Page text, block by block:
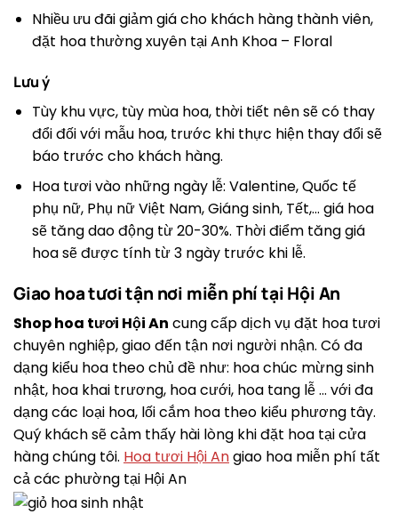
Nhiều ưu đãi giảm giá cho khách hàng thành viên,
đặt hoa thường xuyên tại Anh Khoa – Floral
Lưu ý
Tùy khu vực, tùy mùa hoa, thời tiết nên sẽ có thay
đổi đối với mẫu hoa, trước khi thực hiện thay đổi sẽ
báo trước cho khách hàng.
Hoa tươi vào những ngày lễ: Valentine, Quốc tế
phụ nữ, Phụ nữ Việt Nam, Giáng sinh, Tết,… giá hoa
sẽ tăng dao động từ 20-30%. Thời điểm tăng giá
hoa sẽ được tính từ 3 ngày trước khi lễ.
Giao hoa tươi tận nơi miễn phí tại Hội An
Shop hoa tươi Hội An cung cấp dịch vụ đặt hoa tươi
chuyên nghiệp, giao đến tận nơi người nhận. Có đa
dạng kiểu hoa theo chủ đề như: hoa chúc mừng sinh
nhật, hoa khai trương, hoa cưới, hoa tang lễ … với đa
dạng các loại hoa, lối cắm hoa theo kiểu phương tây.
Quý khách sẽ cảm thấy hài lòng khi đặt hoa tại cửa
hàng chúng tôi. Hoa tươi Hội Angiao hoa miễn phí tất
cả các phường tại Hội An